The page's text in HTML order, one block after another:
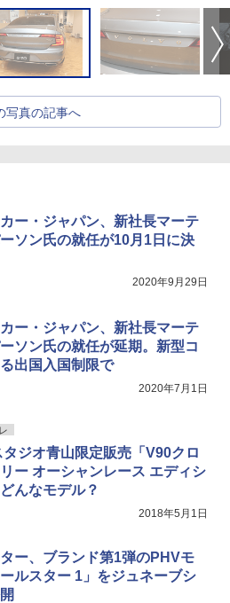
写真の記事へ
ー・ジャパン、新社長マーテ
ソン氏の就任が10月1日に決
2020年9月29日
ー・ジャパン、新社長マーテ
ソン氏の就任が延期。新型コ
出国入国制限で
2020年7月1日
ジオ青山限定販売「V90クロ
ー オーシャンレース エディシ
んなモデル？
2018年5月1日
ー、ブランド第1弾のPHVモ
ルスター 1」をジュネーブシ